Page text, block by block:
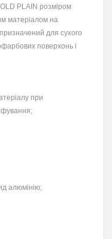
PLAIN розміром
матеріалом на
для сухого
поверхонь і
при
алюмінію;